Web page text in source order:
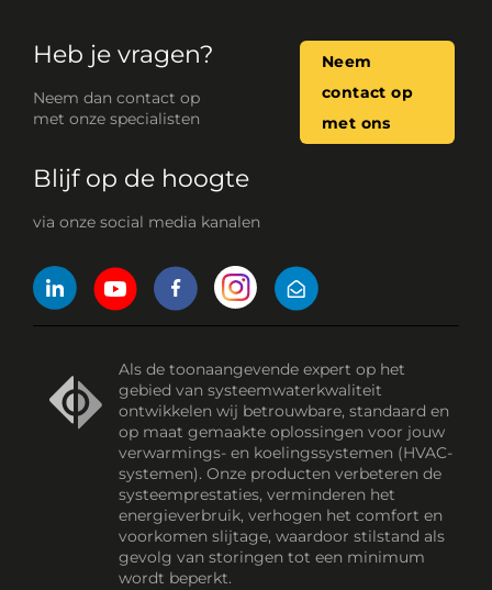
Heb je vragen?
Neem dan contact op
met onze specialisten
Neem
contact op
met ons
Blijf op de hoogte
via onze social media kanalen
Als de toonaangevende expert op het
gebied van systeemwaterkwaliteit
ontwikkelen wij betrouwbare, standaard en
op maat gemaakte oplossingen voor jouw
verwarmings- en koelingssystemen (HVAC-
systemen). Onze producten verbeteren de
systeemprestaties, verminderen het
energieverbruik, verhogen het comfort en
voorkomen slijtage, waardoor stilstand als
gevolg van storingen tot een minimum
wordt beperkt.